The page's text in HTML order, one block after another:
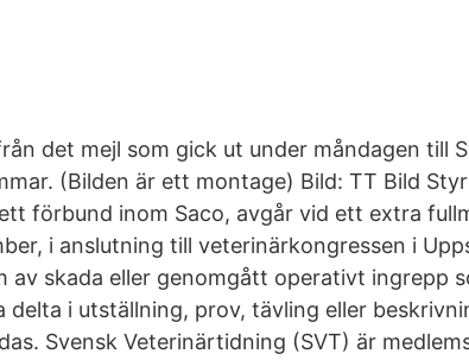
det mejl som gick ut under måndagen till
(Bilden är ett montage) Bild: TT Bild
förbund inom Saco, avgår vid ett extra
i anslutning till veterinärkongressen i
av skada eller genomgått operativt ingrepp
delta i utställning, prov, tävling eller
Svensk Veterinärtidning (SVT) är